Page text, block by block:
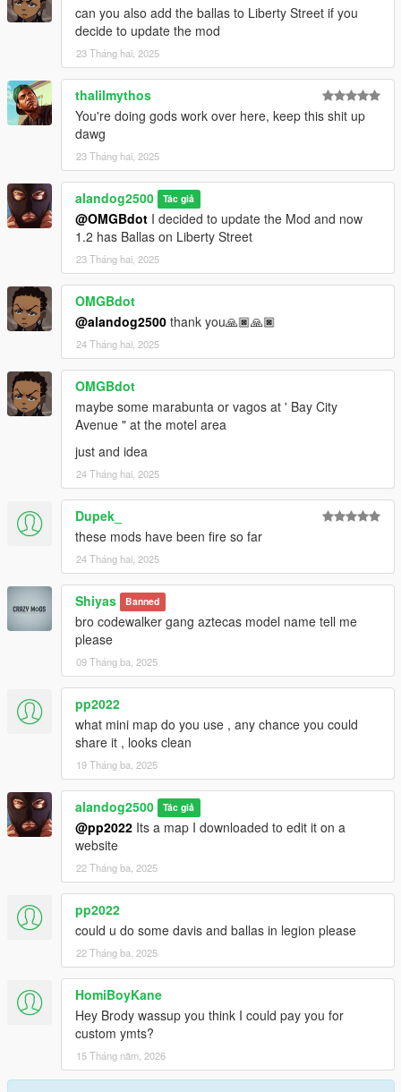
can you also add the ballas to Liberty Street if you
decide to update the mod
23 Tháng hai, 2025
thalilmythos
You're doing gods work over here, keep this shit up
dawg
23 Tháng hai, 2025
alandog2500 Tác giả
@OMGBdot I decided to update the Mod and now
1.2 has Ballas on Liberty Street
23 Tháng hai, 2025
OMGBdot
@alandog2500 thank you🙏🏿🙏🏿
24 Tháng hai, 2025
OMGBdot
maybe some marabunta or vagos at ' Bay City
Avenue " at the motel area
just and idea
24 Tháng hai, 2025
Dupek_
these mods have been fire so far
24 Tháng hai, 2025
Shiyas Banned
bro codewalker gang aztecas model name tell me
please
09 Tháng ba, 2025
pp2022
what mini map do you use , any chance you could
share it , looks clean
19 Tháng ba, 2025
alandog2500 Tác giả
@pp2022 Its a map I downloaded to edit it on a
website
22 Tháng ba, 2025
pp2022
could u do some davis and ballas in legion please
22 Tháng ba, 2025
HomiBoyKane
Hey Brody wassup you think I could pay you for
custom ymts?
15 Tháng năm, 2026